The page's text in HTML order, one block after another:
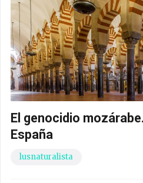
El genocidio
España
lusnaturalista